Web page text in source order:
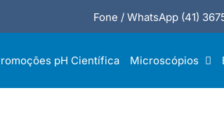
Fone / WhatsApp (41)
pH Científica Microscópios